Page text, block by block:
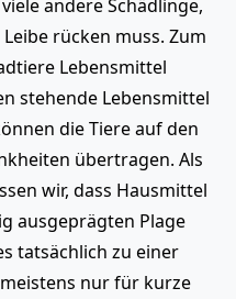
andere Schädlinge,
rücken muss. Zum
Lebensmittel
stehende Lebensmittel
die Tiere auf den
übertragen. Als
wir, dass Hausmittel
ausgeprägten Plage
tatsächlich zu einer
nur für kurze